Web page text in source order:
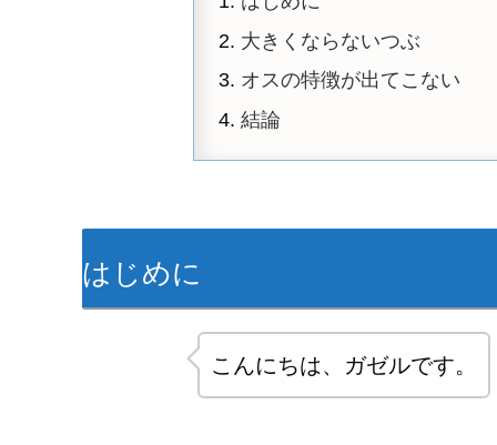
大きくならないつぶ
オスの特徴が出てこない
結論
はじめに
こんにちは、ガゼルです。